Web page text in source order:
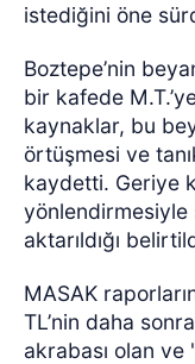
istediğini öne
Boztepe’nin
bir kafede
kaynaklar, bu
örtüşmesi ve
kaydetti. Geriye
yönlendirmesiyle
aktarıldığı
MASAK
TL’nin daha
akrabası olan ve